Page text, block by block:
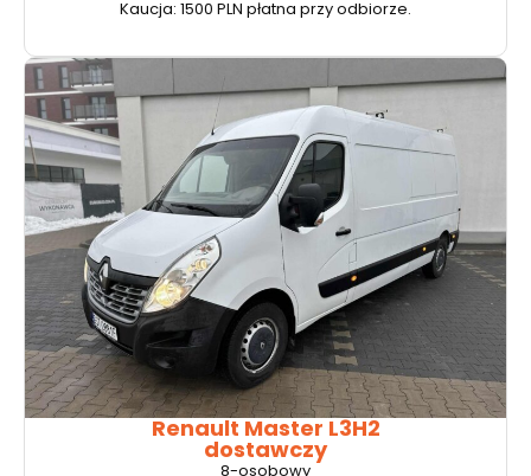
Kaucja: 1500 PLN płatna przy odbiorze.
Renault Master L3H2
dostawczy
8-osobowy